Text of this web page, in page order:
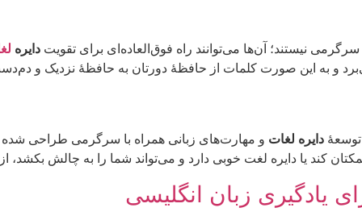
نیستند؛ آن‌ها می‌توانند راه فوق‌العاده‌ای برای تقویت دایره
و به این صورت کلمات از حافظۀ دورتان به حافظۀ نزدیک و
دایره لغات و مهارت‌های زبانی همراه با سرگرمی طراحی شده
کند یا دایره لغت خوبی دارد و می‌تواند شما را به چالش بکشد،
یادگیری زبان انگلیسی